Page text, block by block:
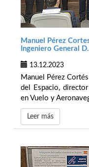
Manuel Pérez
Ingeniero General
13.12.2023
Manuel Pérez
del Espacio,
en Vuelo y
Leer más